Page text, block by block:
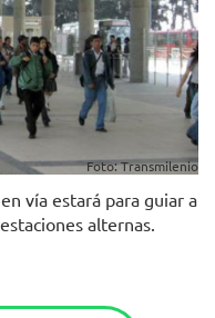
Foto: Transmilenio
vía estará para guiar a
alternas.